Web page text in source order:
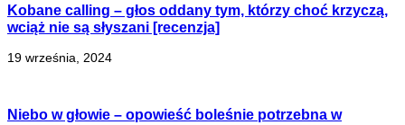
Kobane calling – głos oddany tym, którzy choć krzyczą,
wciąż nie są słyszani [recenzja]
19 września, 2024
Niebo w głowie – opowieść boleśnie potrzebna w